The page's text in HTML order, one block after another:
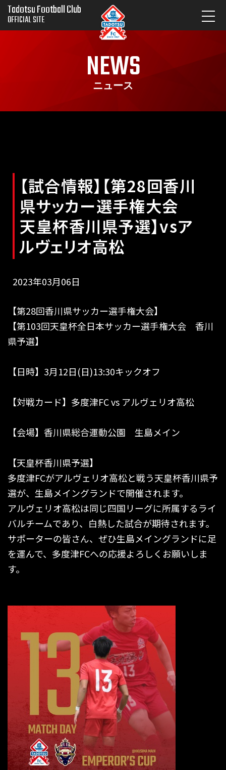
Tadotsu Football Club
OFFICIAL SITE
NEWS
ニュース
【試合情報】【第28回香川
県サッカー選手権大会
天皇杯香川県予選】vsア
ルヴェリオ高松
2023年03月06日
【第28回香川県サッカー選手権大会】
【第103回天皇杯全日本サッカー選手権大会 香川
県予選】
【日時】3月12日(日)13:30キックオフ
【対戦カード】多度津FC vs アルヴェリオ高松
【会場】香川県総合運動公園 生島メイン
【天皇杯香川県予選】
多度津FCがアルヴェリオ高松と戦う天皇杯香川県予
選が、生島メイングランドで開催されます。
アルヴェリオ高松は同じ四国リーグに所属するライ
バルチームであり、白熱した試合が期待されます。
サポーターの皆さん、ぜひ生島メイングランドに足
を運んで、多度津FCへの応援よろしくお願いしま
す。